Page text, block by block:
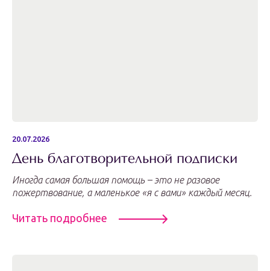
20.07.2026
День благотворительной подписки
Иногда самая большая помощь – это не разовое
пожертвование, а маленькое «я с вами» каждый месяц.
Читать подробнее